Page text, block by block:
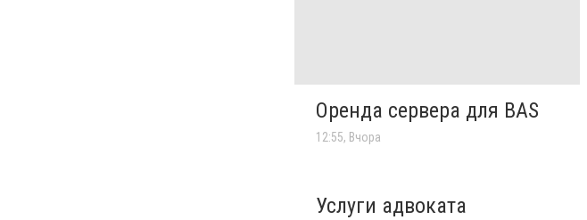
Оренда сервера для BAS
12:55, Вчора
Услуги адвоката